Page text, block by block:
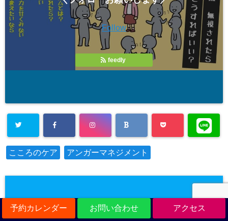
予約カレンダー お問い合わせ アクセス
Follow
feedly
こころのケア アンガーマネジメント
この記事を書いている人 -WRITER-